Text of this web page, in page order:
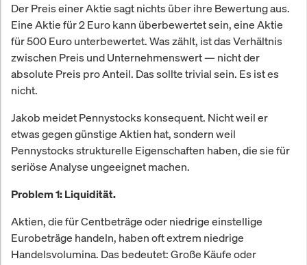
Der Preis einer Aktie sagt nichts über ihre Bewertung aus.
Eine Aktie für 2 Euro kann überbewertet sein, eine Aktie
für 500 Euro unterbewertet. Was zählt, ist das Verhältnis
zwischen Preis und Unternehmenswert — nicht der
absolute Preis pro Anteil. Das sollte trivial sein. Es ist es
nicht.
Jakob meidet Pennystocks konsequent. Nicht weil er
etwas gegen günstige Aktien hat, sondern weil
Pennystocks strukturelle Eigenschaften haben, die sie für
seriöse Analyse ungeeignet machen.
Problem 1: Liquidität.
Aktien, die für Centbeträge oder niedrige einstellige
Eurobeträge handeln, haben oft extrem niedrige
Handelsvolumina. Das bedeutet: Große Käufe oder